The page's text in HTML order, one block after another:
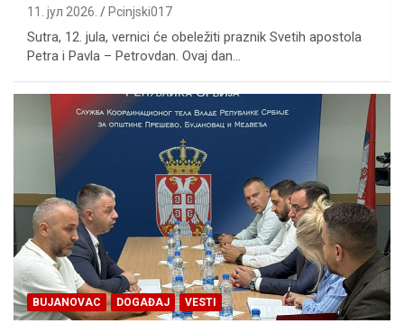
11. јул 2026. Pcinjski017
Sutra, 12. jula, vernici će obeležiti praznik Svetih apostola
Petra i Pavla – Petrovdan. Ovaj dan…
BUJANOVAC DOGAĐAJ VESTI